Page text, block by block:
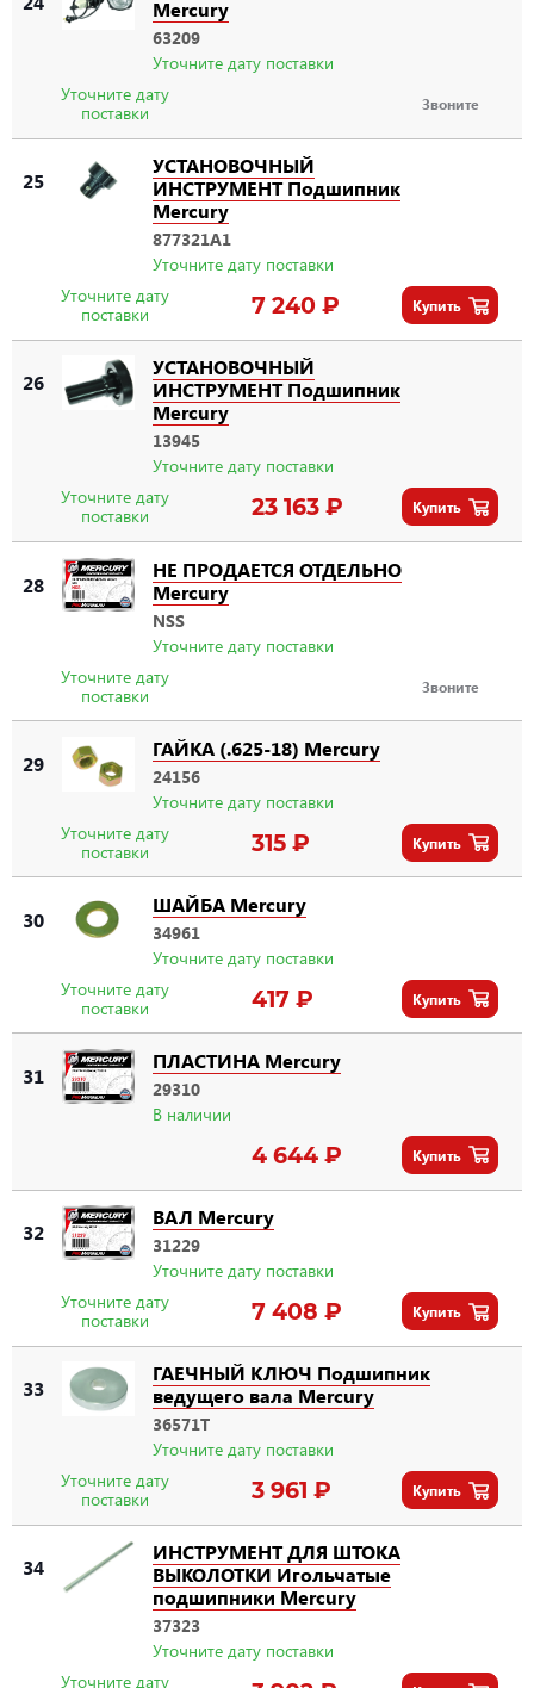
Mercury
63209
Уточните дату поставки
Уточните дату
поставки
Звоните
25
УСТАНОВОЧНЫЙ
ИНСТРУМЕНТ Подшипник
Mercury
877321A1
Уточните дату поставки
Уточните дату
поставки
7 240 ₽ Купить
26
УСТАНОВОЧНЫЙ
ИНСТРУМЕНТ Подшипник
Mercury
13945
Уточните дату поставки
Уточните дату
поставки
23 163 ₽ Купить
28
НЕ ПРОДАЕТСЯ ОТДЕЛЬНО
Mercury
NSS
Уточните дату поставки
Уточните дату
поставки
Звоните
29
ГАЙКА (.625-18) Mercury
24156
Уточните дату поставки
Уточните дату
поставки
315 ₽ Купить
30
ШАЙБА Mercury
34961
Уточните дату поставки
Уточните дату
поставки
417 ₽ Купить
31
ПЛАСТИНА Mercury
29310
В наличии
4 644 ₽ Купить
32
ВАЛ Mercury
31229
Уточните дату поставки
Уточните дату
поставки
7 408 ₽ Купить
33
ГАЕЧНЫЙ КЛЮЧ Подшипник
ведущего вала Mercury
36571T
Уточните дату поставки
Уточните дату
поставки
3 961 ₽ Купить
34
ИНСТРУМЕНТ ДЛЯ ШТОКА
ВЫКОЛОТКИ Игольчатые
подшипники Mercury
37323
Уточните дату поставки
Уточните дату